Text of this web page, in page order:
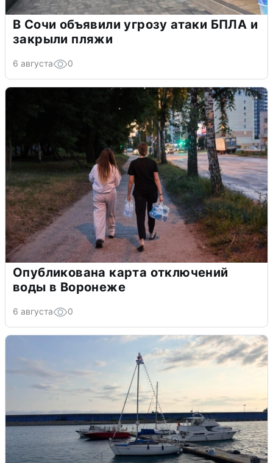
В Сочи объявили угрозу атаки БПЛА и
закрыли пляжи
6 августа 0
Опубликована карта отключений
воды в Воронеже
6 августа 0